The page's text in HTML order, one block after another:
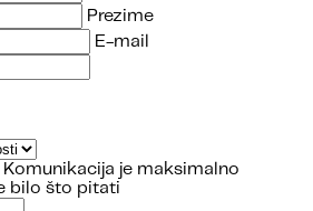
Prezime
E-mail
Komunikacija je maksimalno
bilo što pitati